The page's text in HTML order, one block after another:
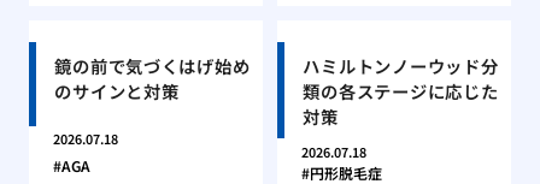
鏡の前で気づくはげ始め
のサインと対策
2026.07.18
AGA
ハミルトンノーウッド分
類の各ステージに応じた
対策
2026.07.18
円形脱毛症